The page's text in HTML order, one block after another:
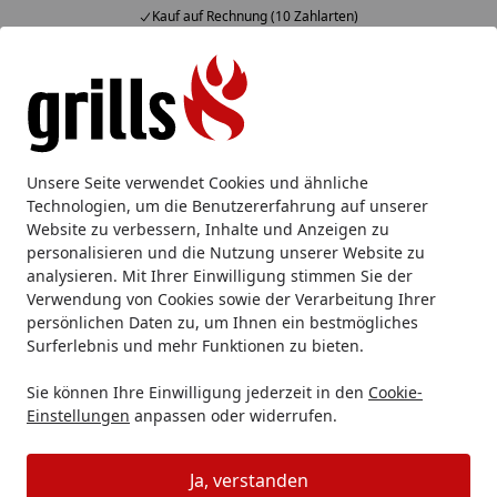
Unsere Seite verwendet Cookies und ähnliche
Technologien, um die Benutzererfahrung auf unserer
Website zu verbessern, Inhalte und Anzeigen zu
personalisieren und die Nutzung unserer Website zu
analysieren. Mit Ihrer Einwilligung stimmen Sie der
Verwendung von Cookies sowie der Verarbeitung Ihrer
persönlichen Daten zu, um Ihnen ein bestmögliches
Surferlebnis und mehr Funktionen zu bieten.
Sie können Ihre Einwilligung jederzeit in den Cookie-
Einstellungen anpassen oder widerrufen.
Ja, verstanden
Kauf auf Rechnung (10 Zahlarten)
Alle Produkte
Mein Konto
Suchen
WMF Kochmesser
Startseite